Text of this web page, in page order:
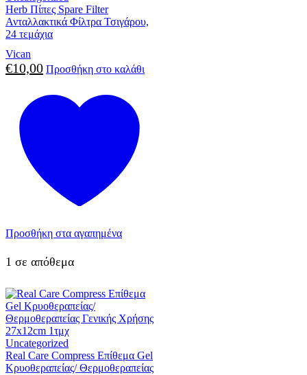
Herb Πίπες Spare Filter
Ανταλλακτικά Φίλτρα Τσιγάρου,
24 τεμάχια
Vican
€10,00 Προσθήκη στο καλάθι
Προσθήκη στα αγαπημένα
1 σε απόθεμα
Uncategorized
Real Care Compress Επίθεμα Gel
Κρυοθεραπείας/ Θερμοθεραπείας